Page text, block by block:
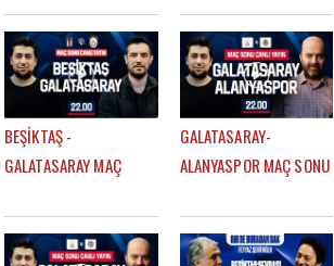
BURUK, UĞURCAN ÇAKIR
MI? MUSLERA MI?
SADECE 14 DAKİKA LİDER
OLDU"
BEŞİKTAŞ -
GALATASARAY MAÇ
MERT KURT
GALATASARAY-
ALANYASPOR MAÇ SONU
SEVİNÇ